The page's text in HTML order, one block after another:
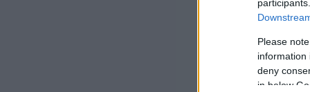
Please
information
deny
in below